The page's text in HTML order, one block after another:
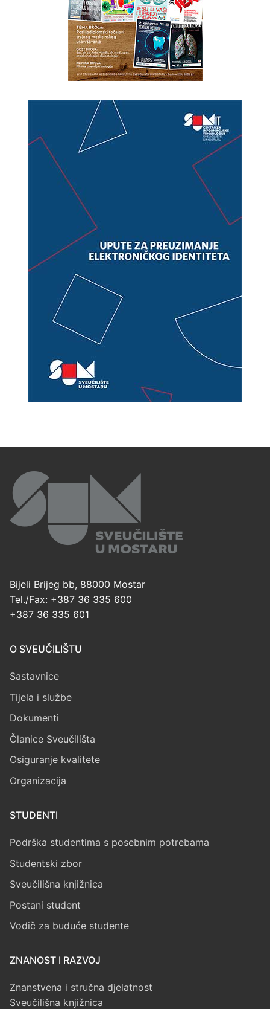
Bijeli Brijeg bb, 88000 Mostar
Tel./Fax: +387 36 335 600
+387 36 335 601
O SVEUČILIŠTU
Sastavnice
Tijela i službe
Dokumenti
Članice Sveučilišta
Osiguranje kvalitete
Organizacija
STUDENTI
Podrška studentima s posebnim potrebama
Studentski zbor
Sveučilišna knjižnica
Postani student
Vodič za buduće studente
ZNANOST I RAZVOJ
Znanstvena i stručna djelatnost
Sveučilišna knjižnica